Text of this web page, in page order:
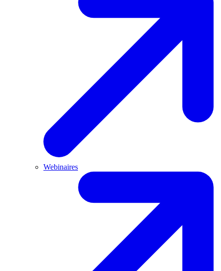
Webinaires